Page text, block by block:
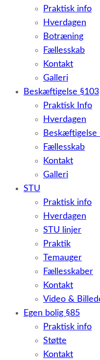
Praktisk info
Hverdagen
Botræning
Fællesskab
Kontakt
Galleri
Beskæftigelse §103
Praktisk Info
Hverdagen
Beskæftigelse
Fællesskab
Kontakt
Galleri
STU
Praktisk info
Hverdagen
STU linjer
Praktik
Temauger
Fællesskaber
Kontakt
Video &
Egen bolig §85
Praktisk info
Støtte
Kontakt